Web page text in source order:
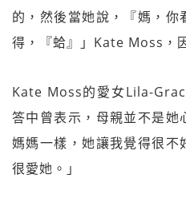
的，然後當她說，『媽，
得，『蛤』」Kate Moss，
Kate Moss的愛女Lila-
答中曾表示，母親並不是她
媽媽一樣，她讓我覺得很不
很愛她。」